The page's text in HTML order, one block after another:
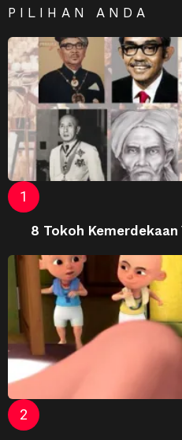
PILIHAN ANDA
8 Tokoh Kemerdekaan